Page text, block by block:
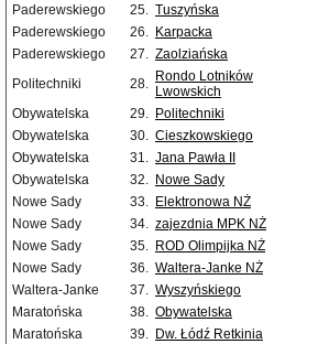
Paderewskiego
25. Tuszyńska
Paderewskiego
26. Karpacka
Paderewskiego
27. Zaolziańska
Politechniki
28. Rondo Lotników
Lwowskich
Obywatelska 29. Politechniki
Obywatelska
30. Cieszkowskiego
Obywatelska
31. Jana Pawła II
Obywatelska
32. Nowe Sady
Nowe Sady
33. Elektronowa NŻ
Nowe Sady
34. zajezdnia MPK NŻ
Nowe Sady
35. ROD Olimpijka NŻ
Nowe Sady
36. Waltera-Janke NŻ
Waltera-Janke
37. Wyszyńskiego
Maratońska
38. Obywatelska
Maratońska
39. Dw. Łódź Retkinia